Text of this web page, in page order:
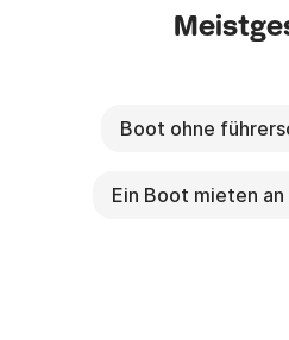
Boot ohne
Ein Boot mieten